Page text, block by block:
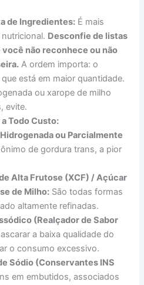
de Ingredientes: É mais
Desconfie de listas
não reconhece ou não
A ordem importa: o
está em maior quantidade.
ou xarope de milho
evite.
Todo Custo:
ou Parcialmente
de gordura trans, a pior
Alta Frutose (XCF) / Açúcar
de Milho: São todas formas
altamente refinadas.
(Realçador de Sabor
a baixa qualidade do
o consumo excessivo.
Sódio (Conservantes INS
em embutidos, associados